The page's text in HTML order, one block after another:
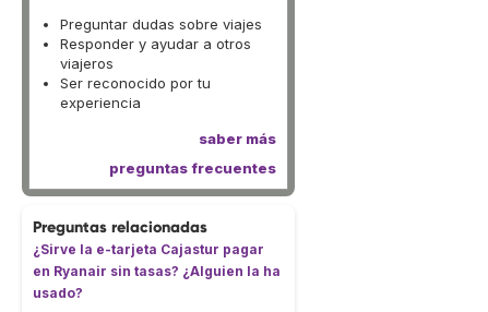
Preguntar dudas sobre viajes
Responder y ayudar a otros
viajeros
Ser reconocido por tu
experiencia
saber más
preguntas frecuentes
Preguntas relacionadas
¿Sirve la e-tarjeta Cajastur pagar
en Ryanair sin tasas? ¿Alguien la ha
usado?